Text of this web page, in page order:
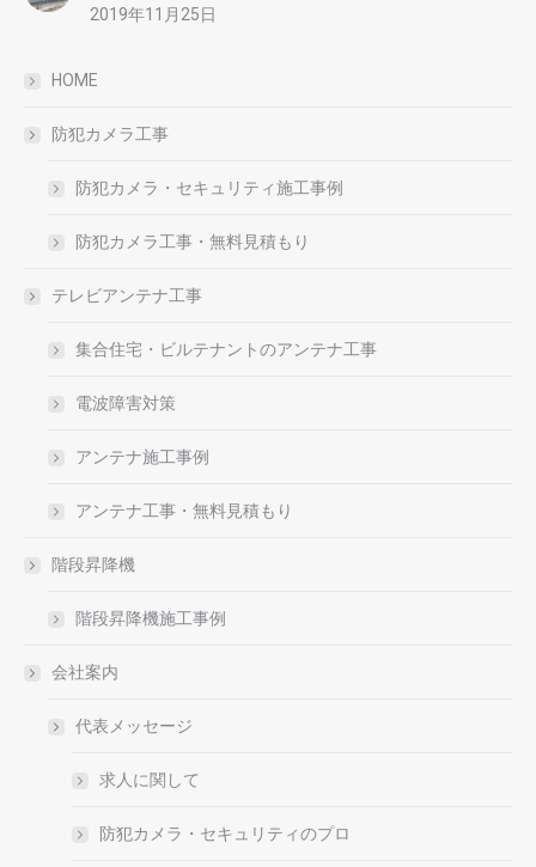
2019年11月25日
HOME
防犯カメラ工事
防犯カメラ・セキュリティ施工事例
防犯カメラ工事・無料見積もり
テレビアンテナ工事
集合住宅・ビルテナントのアンテナ工事
電波障害対策
アンテナ施工事例
アンテナ工事・無料見積もり
階段昇降機
階段昇降機施工事例
会社案内
代表メッセージ
求人に関して
防犯カメラ・セキュリティのプロ